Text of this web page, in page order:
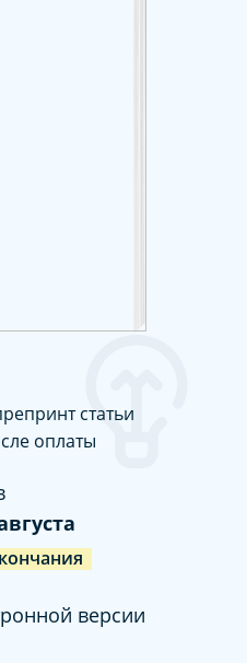
статьи
оплаты
версии